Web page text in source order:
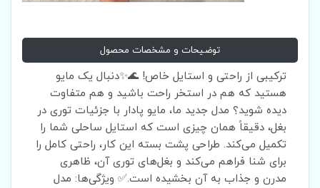
توضیحات و مشخصات محصول
ترکیبی از راحتی و استایل خاص! 🌊✨دنبال یک مایو
هستید که هم در استخر راحت باشید و هم متفاوت
دیده شوید؟ مدل جدید ما، مایو پادار با جزئیات توری در
بغل، دقیقاً همان چیزی است که استایل ساحلی شما را
تکمیل می‌کند. طراحی پشت بسته این کار، راحتی کامل را
برای شنا فراهم می‌کند و بغل‌های توری آن، ظاهری
مدرن و جذاب به آن بخشیده است.✅ ویژگی‌ها: مدل